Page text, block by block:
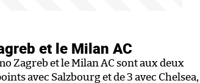
et le Milan AC
Zagreb et le Milan AC sont aux deux
avec Salzbourg et de 3 avec Chelsea,